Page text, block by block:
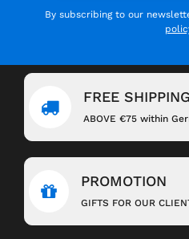
By subscribing to our
FREE SHIPPING
ABOVE €75 within
PROMOTION
GIFTS FOR OUR